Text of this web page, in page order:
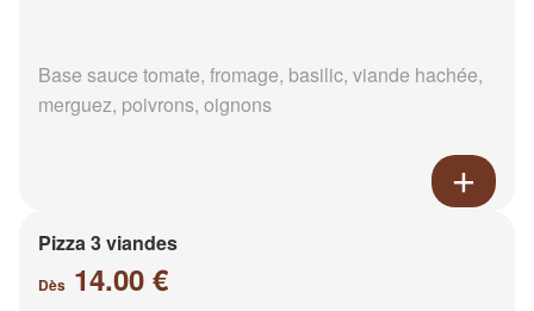
Base sauce tomate, fromage, basilic, viande hachée,
merguez, poivrons, oignons
Pizza 3 viandes
Dès 14.00 €